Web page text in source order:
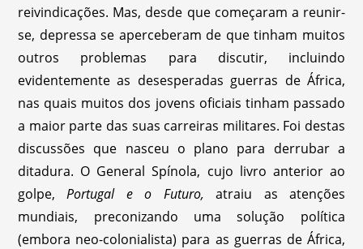
reivindicações. Mas, desde que começaram a reunir-
se, depressa se aperceberam de que tinham muitos
outros problemas para discutir, incluindo
evidentemente as desesperadas guerras de África,
nas quais muitos dos jovens oficiais tinham passado
a maior parte das suas carreiras militares. Foi destas
discussões que nasceu o plano para derrubar a
ditadura. O General Spínola, cujo livro anterior ao
golpe,Portugal e o Futuro, atraiu as atenções
mundiais, preconizando uma solução política
(embora neo-colonialista) para as guerras de África,